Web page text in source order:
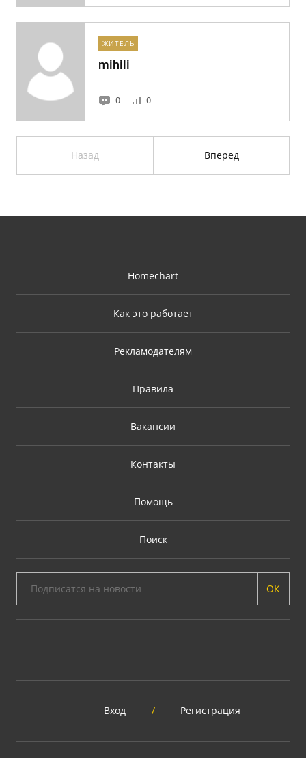
ЖИТЕЛЬ
mihili
0 0
Назад Вперед
Homechart
Как это работает
Рекламодателям
Правила
Вакансии
Контакты
Помощь
Поиск
ОК
Вход / Регистрация